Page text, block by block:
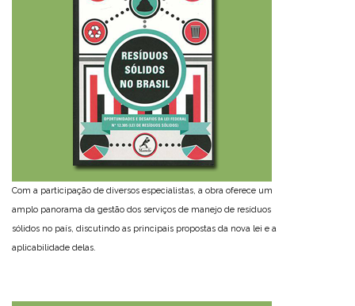
Com a participação de diversos especialistas, a obra oferece um
amplo panorama da gestão dos serviços de manejo de resíduos
sólidos no país, discutindo as principais propostas da nova lei e a
aplicabilidade delas.